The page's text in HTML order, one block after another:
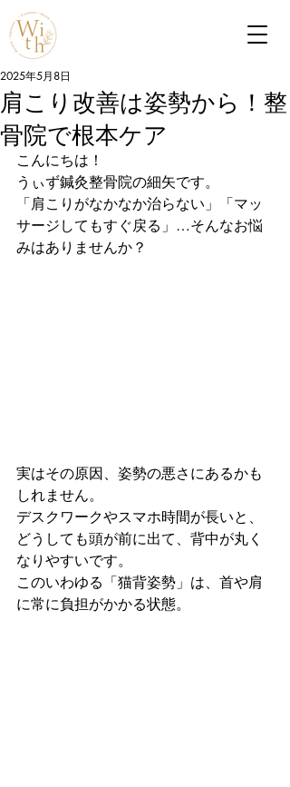
肩こり改善は姿勢から！整
骨院で根本ケア
2025年5月8日
こんにちは！
うぃず鍼灸整骨院の細矢です。
「肩こりがなかなか治らない」「マッ
サージしてもすぐ戻る」…そんなお悩
みはありませんか？
実はその原因、姿勢の悪さにあるかも
しれません。
デスクワークやスマホ時間が長いと、
どうしても頭が前に出て、背中が丸く
なりやすいです。
このいわゆる「猫背姿勢」は、首や肩
に常に負担がかかる状態。